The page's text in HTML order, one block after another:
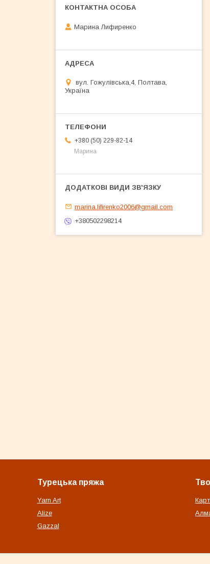
Марина Лифиренко
вул. Гожулівська,4, Полтава,
Україна
+380 (50) 229-82-14
Марина
marina.lifirenko2006@gmail.com
+380502298214
Турецька пряжа
Yarn Art
Alize
Gazzal